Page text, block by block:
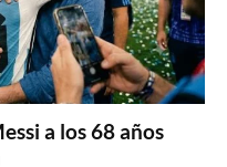
a los 68 años